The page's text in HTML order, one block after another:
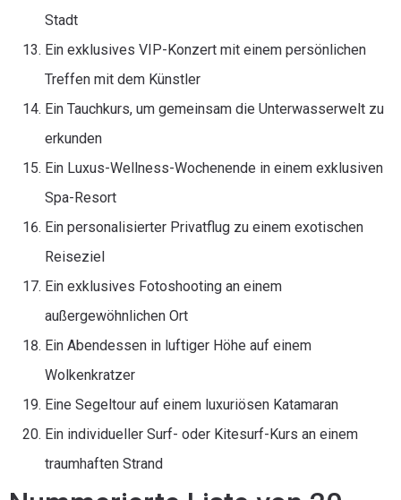
Stadt
Ein exklusives VIP-Konzert mit einem persönlichen
Treffen mit dem Künstler
Ein Tauchkurs, um gemeinsam die Unterwasserwelt zu
erkunden
Ein Luxus-Wellness-Wochenende in einem exklusiven
Spa-Resort
Ein personalisierter Privatflug zu einem exotischen
Reiseziel
Ein exklusives Fotoshooting an einem
außergewöhnlichen Ort
Ein Abendessen in luftiger Höhe auf einem
Wolkenkratzer
Eine Segeltour auf einem luxuriösen Katamaran
Ein individueller Surf- oder Kitesurf-Kurs an einem
traumhaften Strand